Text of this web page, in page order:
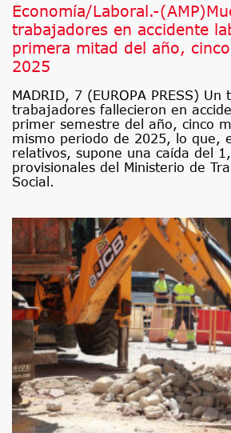
Economía/Laboral.-
trabajadores en accidente
primera mitad del año,
2025
MADRID, 7 (EUROPA PRESS)
trabajadores fallecieron en
primer semestre del año, cinco
mismo periodo de 2025, lo que,
relativos, supone una caída del
provisionales del Ministerio de
Social.